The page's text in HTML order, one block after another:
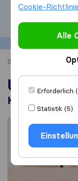
Startseite
Kaufen, leihen
Cookie-
Alle
Erforderlich
Statistik (5)